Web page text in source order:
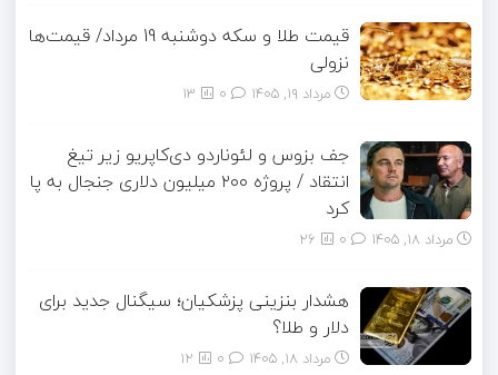
قیمت طلا و سکه دوشنبه 19 مرداد/ قیمت‌ها
نزولی
مرداد ۱۹, ۱۴۰۵ 13
جف بزوس و لئوناردو دی‌کاپریو زیر تیغ
انتقاد / پروژه ۲۰۰ میلیون دلاری جنجال به پا
کرد
مرداد ۱۸, ۱۴۰۵ 26
هشدار بنزینی پزشکیان؛ سیگنال جدید برای
دلار و طلا؟
مرداد ۱۸, ۱۴۰۵ 12